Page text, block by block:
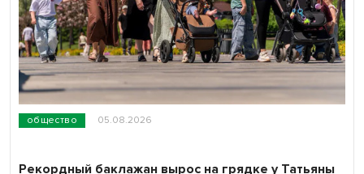
общество 05.08.2026
Рекордный баклажан вырос на грядке у Татьяны